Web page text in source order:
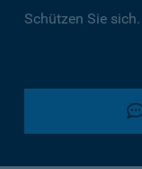
Schützen Sie